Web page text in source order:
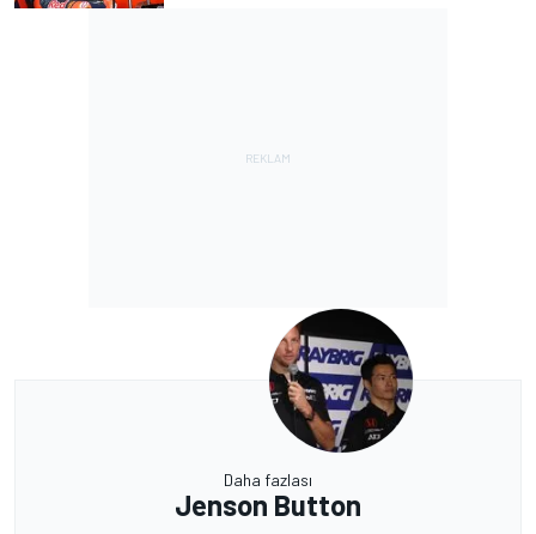
Daha fazlası
Jenson Button